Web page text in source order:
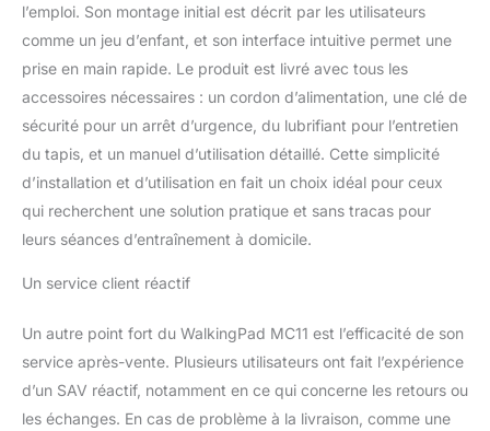
Expérience de Course
Immersive - Plongez
dans un confort et un
réalisme inégalés avec la
zone de course
spacieuse du Walking
pad MC11, qui mesure
120 x 44 centimètres et
arbore une structure de
courroie de tapis de
course professionnelle à
l'usure et d'absorbeurs
de chocs en EVA, il réduit
articulations,
garantissant ainsi que
l’emploi. Son montage initial est décrit par les utilisateurs
comme un jeu d’enfant, et son interface intuitive permet une
prise en main rapide. Le produit est livré avec tous les
accessoires nécessaires : un cordon d’alimentation, une clé de
sécurité pour un arrêt d’urgence, du lubrifiant pour l’entretien
du tapis, et un manuel d’utilisation détaillé. Cette simplicité
d’installation et d’utilisation en fait un choix idéal pour ceux
qui recherchent une solution pratique et sans tracas pour
leurs séances d’entraînement à domicile.
Un service client réactif
Un autre point fort du WalkingPad MC11 est l’efficacité de son
service après-vente. Plusieurs utilisateurs ont fait l’expérience
d’un SAV réactif, notamment en ce qui concerne les retours ou
les échanges. En cas de problème à la livraison, comme une